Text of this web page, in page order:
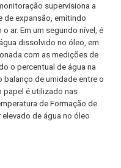
supervisiona a
de expansão, emitindo
ar. Em um segundo nível, é
dissolvido no óleo, em
com as medições de
o percentual de água na
de umidade entre o
papel é utilizado nas
de Formação de
de água no óleo